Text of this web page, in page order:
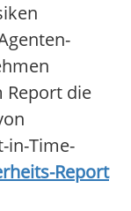
Report die
in-Time-
Report